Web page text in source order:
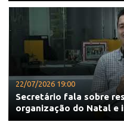
22/07/2026 19:00
Secretário fala sobre
organização do Natal e